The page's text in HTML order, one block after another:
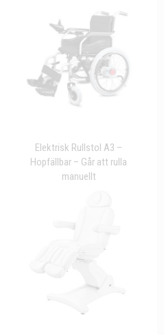
Elektrisk Rullstol A3 –
Hopfällbar – Går att rulla
manuellt